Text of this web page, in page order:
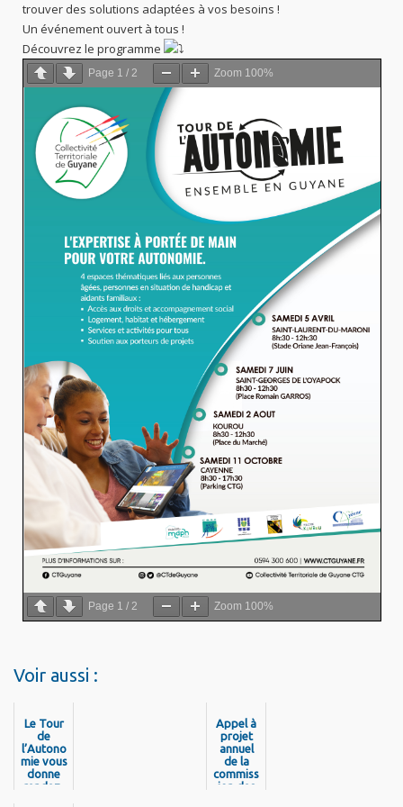
trouver des solutions adaptées à vos besoins !
Un événement ouvert à tous !
Découvrez le programme
Page 1 / 2 Zoom 100%
Page 1 /2 Zoom 100%
Voir aussi :
Le Tour
de
l’Autono
mie vous
donne
rendez-
Appel à
projet
annuel
de la
commiss
ion des